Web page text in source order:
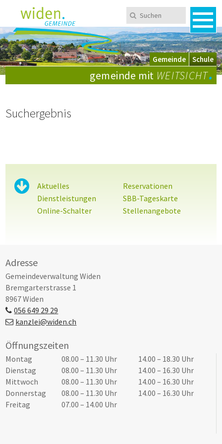
Navigieren in Widen
Schnellnavigation
Metanavigation
Suchbegriff
Suchen
Mobile Navigation
Wechsel zwischen Gemeinde und Schule Gemeinde Schule
gemeinde mit WEITSICHT.
Suchergebnis
Sidebar
Aktuelles
Dienstleistungen
Online-Schalter
Reservationen
SBB-Tageskarte
Stellenangebote
Footer
Adresse
Gemeindeverwaltung Widen
Bremgarterstrasse 1
8967 Widen
056 649 29 29
kanzlei@widen.ch
Öffnungszeiten
TagÖffnungszeiten VormittagÖffnungszeiten Nachmittag
Montag 08.00 – 11.30 Uhr
14.00 – 18.30 Uhr
Dienstag
08.00 – 11.30 Uhr
14.00 – 16.30 Uhr
Mittwoch
08.00 – 11.30 Uhr
14.00 – 16.30 Uhr
Donnerstag
08.00 – 11.30 Uhr
14.00 – 16.30 Uhr
Freitag
07.00 – 14.00 Uhr